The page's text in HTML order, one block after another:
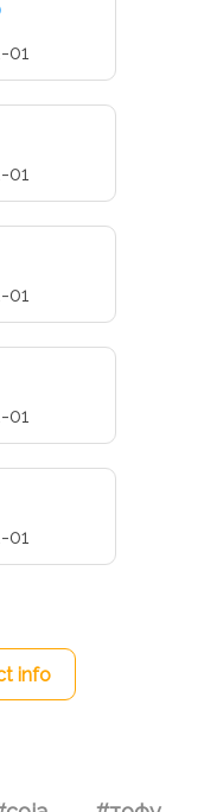
01
01
01
01
01
info